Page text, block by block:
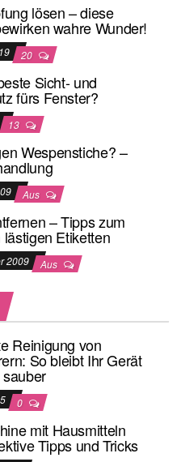
lösen – diese
wahre Wunder!
20
Sicht- und
fürs Fenster?
13
Wespenstiche? –
Aus
– Tipps zum
Etiketten
2009 Aus
Reinigung von
So bleibt Ihr Gerät
0
mit Hausmitteln
Tipps und Tricks